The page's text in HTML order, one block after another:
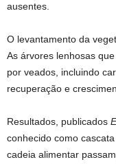
ausentes.
O levantamento da
As árvores lenhosas
por veados, incluindo
recuperação e
Resultados, publicados
conhecido como
cadeia alimentar